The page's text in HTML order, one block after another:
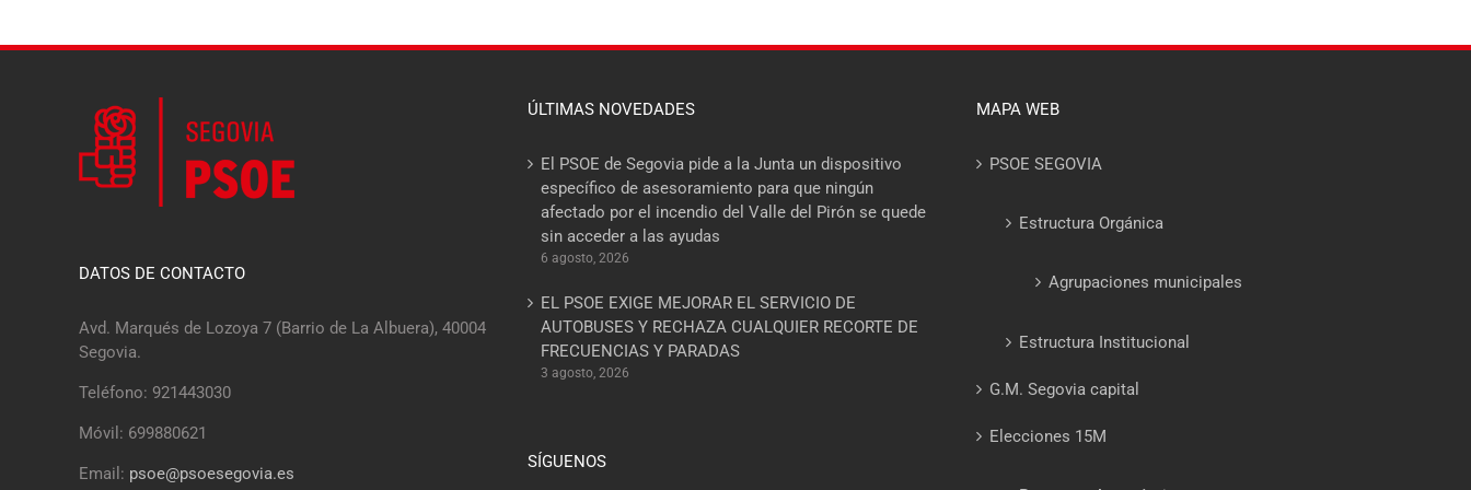
DATOS DE CONTACTO
Avd. Marqués de Lozoya 7 (Barrio de La Albuera), 40004
Segovia.
Teléfono: 921443030
Móvil: 699880621
Email: psoe@psoesegovia.es
ÚLTIMAS NOVEDADES
El PSOE de Segovia pide a la Junta un dispositivo
específico de asesoramiento para que ningún
afectado por el incendio del Valle del Pirón se quede
sin acceder a las ayudas
6 agosto, 2026
EL PSOE EXIGE MEJORAR EL SERVICIO DE
AUTOBUSES Y RECHAZA CUALQUIER RECORTE DE
FRECUENCIAS Y PARADAS
3 agosto, 2026
SÍGUENOS
MAPA WEB
PSOE SEGOVIA
Estructura Orgánica
Agrupaciones municipales
Estructura Institucional
G.M. Segovia capital
Elecciones 15M